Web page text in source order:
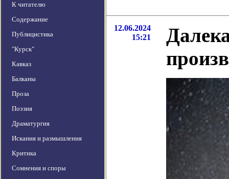
К читателю
Содержание
Публицистика
"Курск"
Кавказ
Балканы
Проза
Поэзия
Драматургия
Искания и размышления
Критика
Сомнения и споры
12.06.2024
15:21